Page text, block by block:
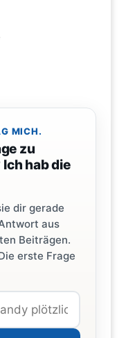
MICH.
zu
hab die
dir gerade
aus
Beiträgen.
erste Frage